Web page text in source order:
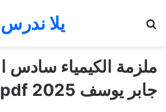
يلا ندرس
ملزمة الكيمياء سادس
جابر يوسف 2025 pdf